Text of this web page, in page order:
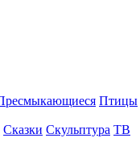
Птицы
Сказки Скульптура ТВ